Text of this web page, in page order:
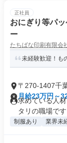
正社員
おにぎり等パ
ー
たちばな印刷有限会
未経験歓迎！も
〒270-1407千
月給23万円～
求めている人
タリの職場です
制服あり 業界未